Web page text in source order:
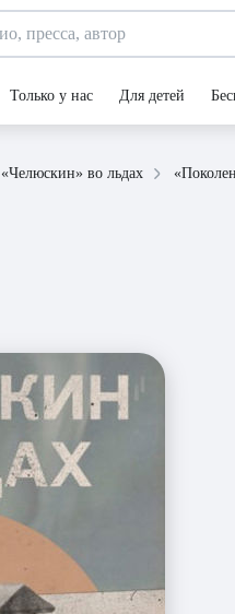
Только у нас Для детей
«Челюскин» во льдах